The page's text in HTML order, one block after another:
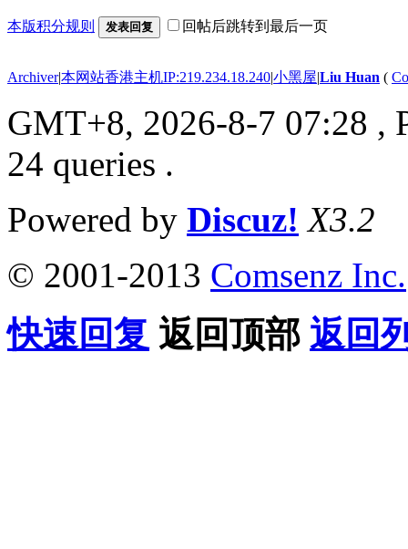
本版积分规则 发表回复 回帖后跳转到最后一页
Archiver|本网站香港主机IP:219.234.18.240|小黑屋|Liu Huan (
GMT+8, 2026-8-7 07:28 ,
24 queries .
Powered by Discuz! X3.2
© 2001-2013 Comsenz Inc.
快速回复 返回顶部 返回